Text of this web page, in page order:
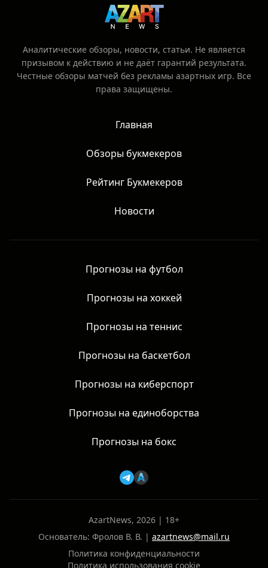
Аналитические обзоры, новости, статьи. Не является
призывом к действию и не даёт гарантий результата.
Честные обзоры матчей без рекламы азартных игр. Все
права защищены.
Главная
Обзоры букмекеров
Рейтинг Букмекеров
Новости
Прогнозы на футбол
Прогнозы на хоккей
Прогнозы на теннис
Прогнозы на баскетбол
Прогнозы на киберспорт
Прогнозы на единоборства
Прогнозы на бокс
AzartNews, 2026 | 18+
Основатель: Фролов В. В. | azartnews@mail.ru
Политика конфиденциальности
Политика использования cookie